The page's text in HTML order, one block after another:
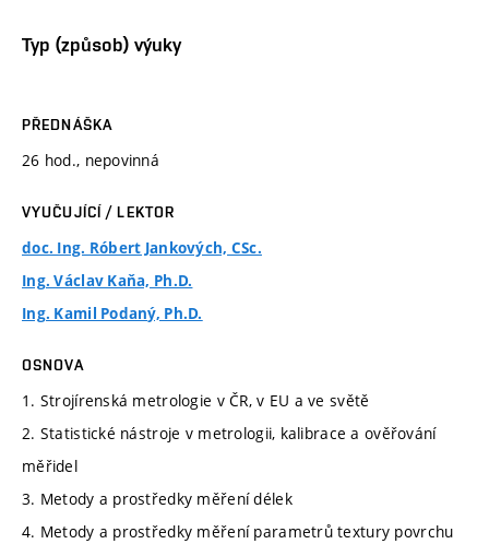
Typ (způsob) výuky
PŘEDNÁŠKA
26 hod., nepovinná
VYUČUJÍCÍ / LEKTOR
doc. Ing. Róbert Jankových, CSc.
Ing. Václav Kaňa, Ph.D.
Ing. Kamil Podaný, Ph.D.
OSNOVA
1. Strojírenská metrologie v ČR, v EU a ve světě
2. Statistické nástroje v metrologii, kalibrace a ověřování
měřidel
3. Metody a prostředky měření délek
4. Metody a prostředky měření parametrů textury povrchu